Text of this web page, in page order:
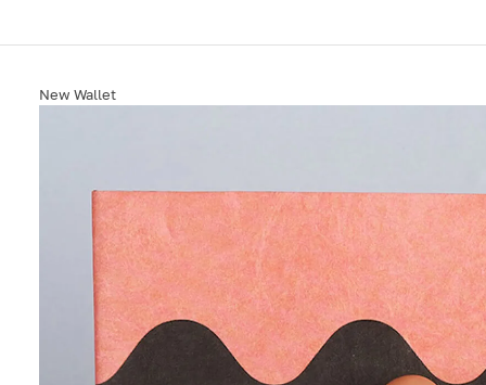
New Wallet